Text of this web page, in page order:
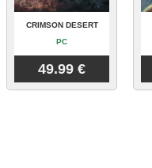
CRIMSON DESERT
PC
49.99 €